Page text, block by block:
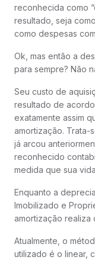
reconhecida como
resultado, seja
como despesas
Ok, mas então a
para sempre? Não
Seu custo de
resultado de acordo
exatamente assim
amortização. Trata-
já arcou
reconhecido
medida que sua
Enquanto a
Imobilizado e
amortização realiza
Atualmente, o
utilizado é o linear,